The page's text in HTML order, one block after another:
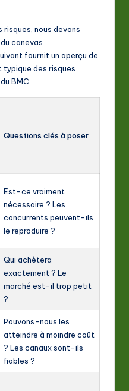
nous devons
canevas
fournit un aperçu de
typique des risques
BMC.
Questions clés à poser
Est-ce vraiment
nécessaire ? Les
concurrents peuvent-ils
le reproduire ?
Qui achètera
exactement ? Le
marché est-il trop petit
?
Pouvons-nous les
atteindre à moindre coût
? Les canaux sont-ils
fiables ?